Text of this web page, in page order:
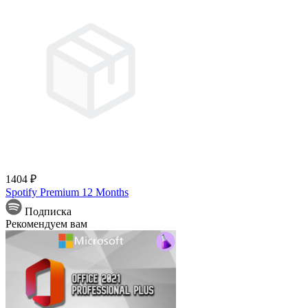
1404 ₽
Spotify Premium 12 Months
Подписка
Рекомендуем вам